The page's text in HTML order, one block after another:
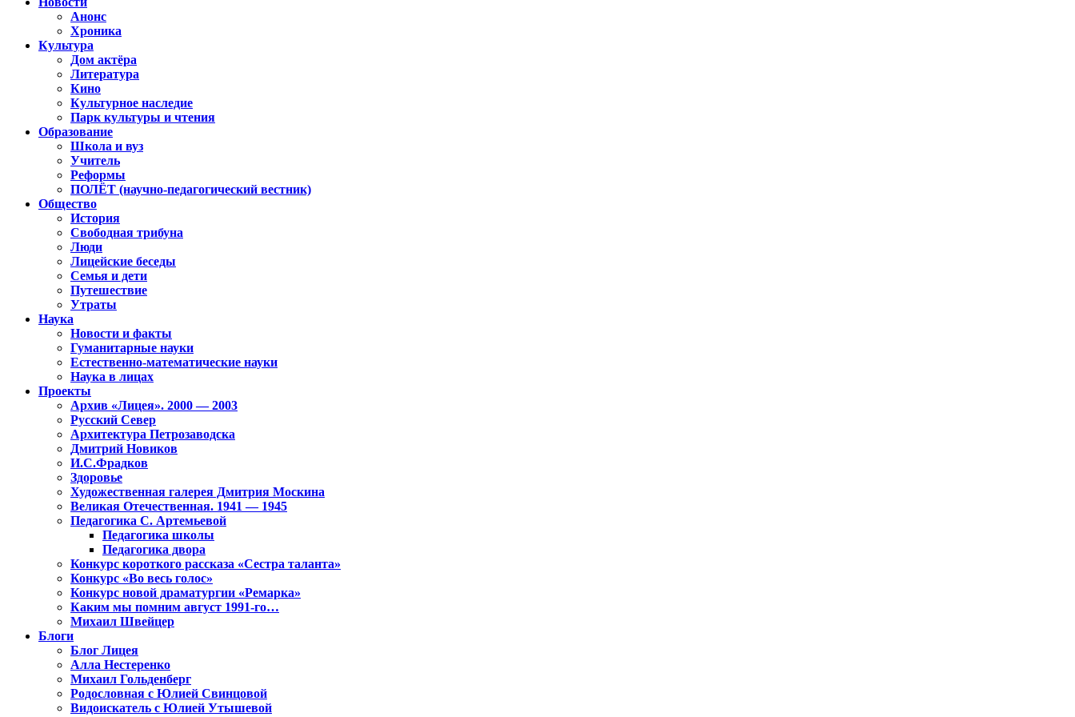
Анонс
Хроника
Культура
Дом актёра
Литература
Кино
Культурное наследие
Парк культуры и чтения
Образование
Школа и вуз
Учитель
Реформы
ПОЛЁТ (научно-педагогический вестник)
Общество
История
Свободная трибуна
Люди
Лицейские беседы
Семья и дети
Путешествие
Утраты
Наука
Новости и факты
Гуманитарные науки
Естественно-математические науки
Наука в лицах
Проекты
Архив «Лицея». 2000 — 2003
Русский Север
Архитектура Петрозаводска
Дмитрий Новиков
И.С.Фрадков
Здоровье
Художественная галерея Дмитрия Москина
Великая Отечественная. 1941 — 1945
Педагогика С. Артемьевой
Педагогика школы
Педагогика двора
Конкурс короткого рассказа «Сестра таланта»
Конкурс «Во весь голос»
Конкурс новой драматургии «Ремарка»
Каким мы помним август 1991-го…
Михаил Швейцер
Блоги
Блог Лицея
Алла Нестеренко
Михаил Гольденберг
Родословная с Юлией Свинцовой
Видоискатель с Юлией Утышевой